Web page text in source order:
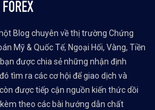
Blog chuyên về thị trường Chứng
Mỹ & Quốc Tế, Ngoại Hối, Vàng, Tiền
được chia sẻ những nhận định
tìm ra các cơ hội để giao dịch và
được tiếp cận nguồn kiến thức dồi
theo các bài hướng dẫn chất